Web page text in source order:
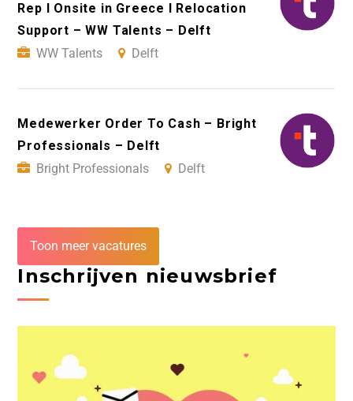
Rep I Onsite in Greece I Relocation
Support – WW Talents – Delft
WW Talents
Delft
Medewerker Order To Cash – Bright
Professionals – Delft
Bright Professionals
Delft
Toon meer vacatures
Inschrijven nieuwsbrief